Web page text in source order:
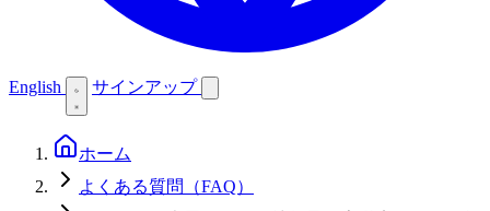
English サインアップ
ホーム
よくある質問（FAQ）